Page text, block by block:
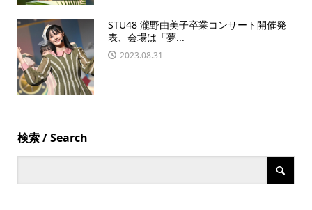
STU48 瀧野由美子卒業コンサート開催発
表、会場は「夢...
2023.08.31
検索 / Search